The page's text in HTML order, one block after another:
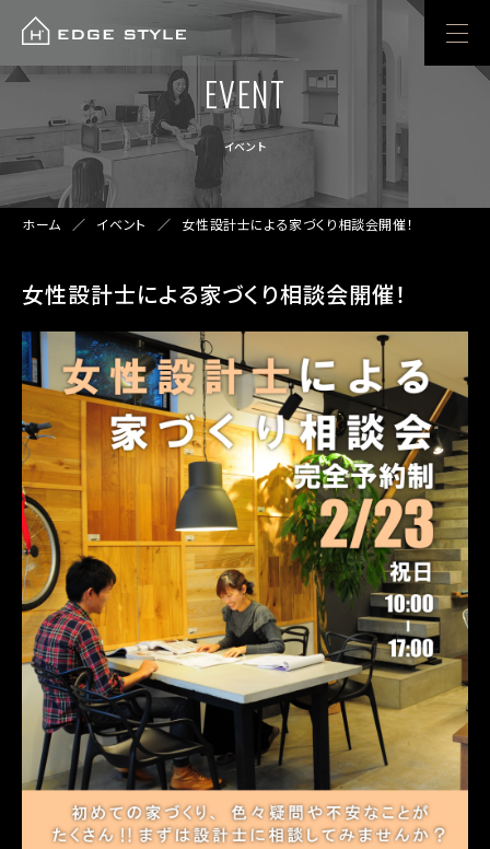
イベント・お知らせ
EVENT
EVENT NEWS
実績
WORKS
建売戸建
LUXURY STYLE HOUSE
建売戸建
CONCEPT HOUSE
注文住宅
CUSTOM HOUSE
イベント
EVENT
ホーム イベント 女性設計士による家づくり相談会開催！
女性設計士による家づくり相談会開催！